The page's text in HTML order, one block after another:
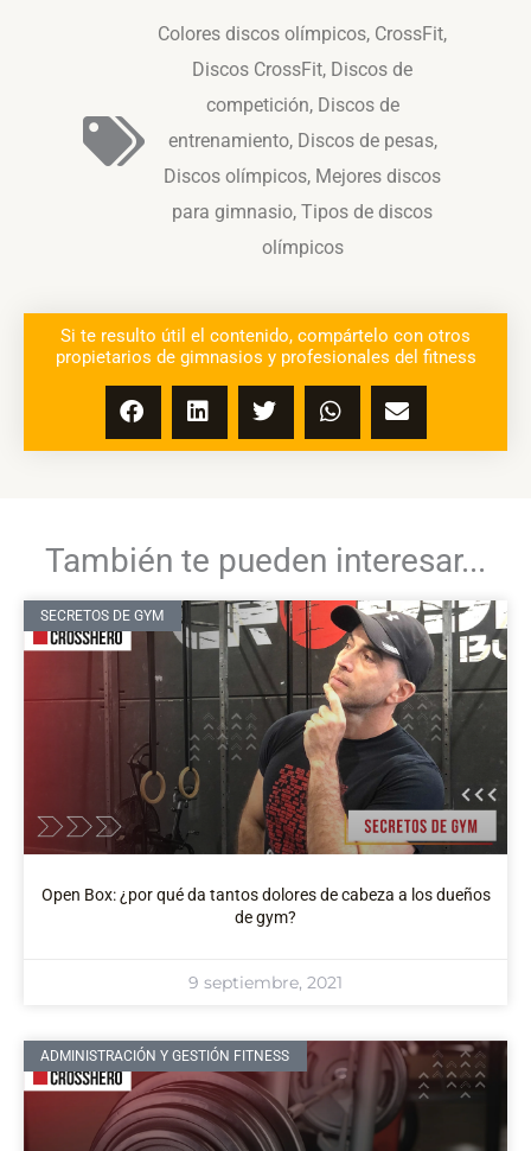
Colores discos olímpicos, CrossFit,
Discos CrossFit, Discos de
competición, Discos de
entrenamiento, Discos de pesas,
Discos olímpicos, Mejores discos
para gimnasio, Tipos de discos
olímpicos
Si te resulto útil el contenido, compártelo con otros
propietarios de gimnasios y profesionales del fitness
También te pueden interesar...
SECRETOS DE GYM
Open Box: ¿por qué da tantos dolores de cabeza a los dueños
de gym?
9 septiembre, 2021
ADMINISTRACIÓN Y GESTIÓN FITNESS